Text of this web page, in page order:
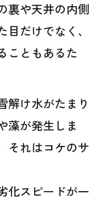
裏や天井の内側
だけでなく、
こともあるた
解け水がたまり
藻が発生しま
それはコケのサ
化スピードが一